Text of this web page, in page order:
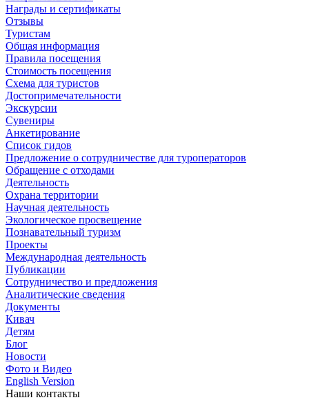
Награды и сертификаты
Отзывы
Туристам
Общая информация
Правила посещения
Стоимость посещения
Схема для туристов
Достопримечательности
Экскурсии
Сувениры
Анкетирование
Список гидов
Предложение о сотрудничестве для туроператоров
Обращение с отходами
Деятельность
Охрана территории
Научная деятельность
Экологическое просвещение
Познавательный туризм
Проекты
Международная деятельность
Публикации
Сотрудничество и предложения
Аналитические сведения
Документы
Кивач
Детям
Блог
Новости
Фото и Видео
English Version
Наши контакты